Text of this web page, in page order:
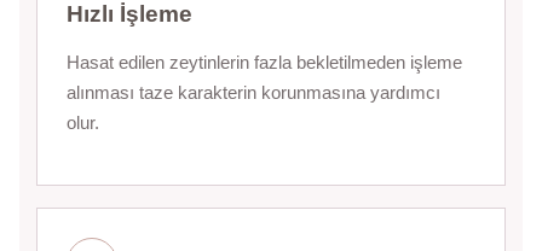
Hızlı İşleme
Hasat edilen zeytinlerin fazla bekletilmeden işleme
alınması taze karakterin korunmasına yardımcı
olur.